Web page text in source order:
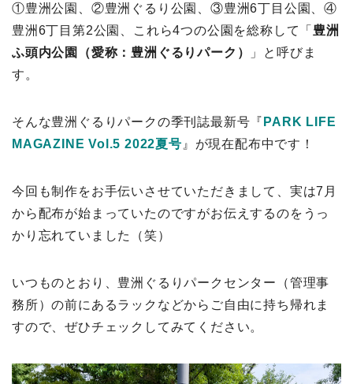
①豊洲公園、②豊洲ぐるり公園、③豊洲6丁目公園、④
豊洲6丁目第2公園、これら4つの公園を総称して「 豊洲
ふ頭内公園（愛称：豊洲ぐるりパーク）
」と呼びま
す。
そんな豊洲ぐるりパークの季刊誌最新号『 PARK LIFE
MAGAZINE Vol.5 2022夏号 』が現在配布中です！
今回も制作をお手伝いさせていただきまして、実は7月
から配布が始まっていたのですがお伝えするのをうっ
かり忘れていました（笑）
いつものとおり、豊洲ぐるりパークセンター（管理事
務所）の前にあるラックなどからご自由に持ち帰れま
すので、ぜひチェックしてみてください。